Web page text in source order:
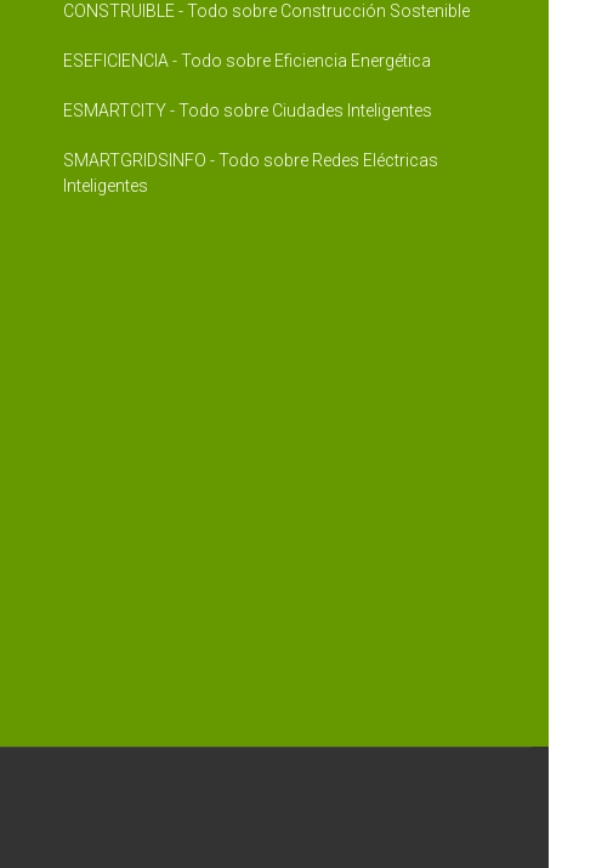
CONSTRUIBLE - Todo sobre Construcción Sostenible
ESEFICIENCIA - Todo sobre Eficiencia Energética
ESMARTCITY - Todo sobre Ciudades Inteligentes
SMARTGRIDSINFO - Todo sobre Redes Eléctricas
Inteligentes